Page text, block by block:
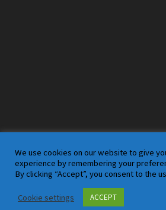
Satyam Mathematics
We use cookies on our website to give
experience by remembering your
By clicking “Accept”, you consent to the
Cookie settings ACCEPT